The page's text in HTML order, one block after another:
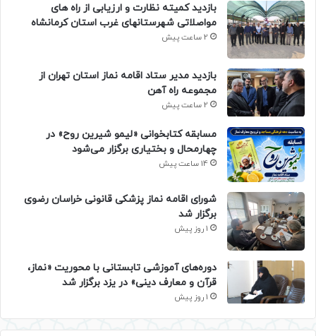
بازدید کمیته نظارت و ارزیابی از راه های
مواصلاتی شهرستانهای غرب استان کرمانشاه
2 ساعت پیش
بازدید مدیر ستاد اقامه نماز استان تهران از
مجموعه راه آهن
2 ساعت پیش
مسابقه کتابخوانی «لیمو شیرین روح» در
چهارمحال و بختیاری برگزار می‌شود
14 ساعت پیش
شورای اقامه نماز پزشکی قانونی خراسان رضوی
برگزار شد
1 روز پیش
دوره‌های آموزشی تابستانی با محوریت «نماز،
قرآن و معارف دینی» در یزد برگزار شد
1 روز پیش